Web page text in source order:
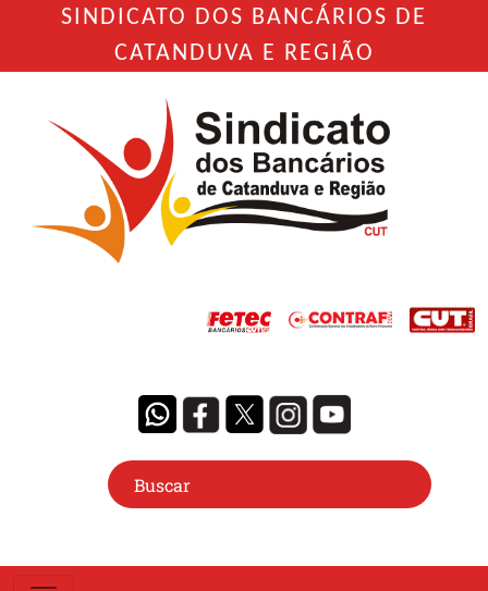
SINDICATO DOS BANCÁRIOS DE
CATANDUVA E REGIÃO